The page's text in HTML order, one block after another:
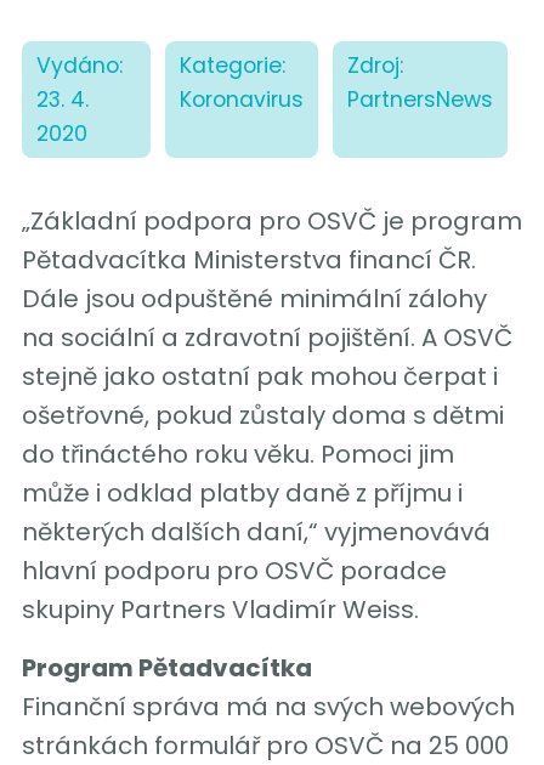
Vydáno:
23. 4.
2020
Kategorie:
Koronavirus
Zdroj:
PartnersNews
„Základní podpora pro OSVČ je program
Pětadvacítka Ministerstva financí ČR.
Dále jsou odpuštěné minimální zálohy
na sociální a zdravotní pojištění. A OSVČ
stejně jako ostatní pak mohou čerpat i
ošetřovné, pokud zůstaly doma s dětmi
do třináctého roku věku. Pomoci jim
může i odklad platby daně z příjmu i
některých dalších daní,“ vyjmenovává
hlavní podporu pro OSVČ poradce
skupiny Partners Vladimír Weiss.
Program Pětadvacítka
Finanční správa má na svých webových
stránkách formulář pro OSVČ na 25 000